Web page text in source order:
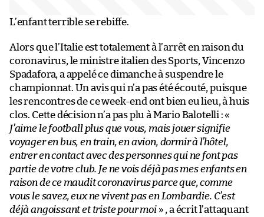
L’enfant terrible se rebiffe.
Alors que l’Italie est totalement à l’arrêt en raison du
coronavirus, le ministre italien des Sports, Vincenzo
Spadafora, a appelé ce dimanche à suspendre le
championnat. Un avis qui n’a pas été écouté, puisque
les rencontres de ce week-end ont bien eu lieu, à huis
clos. Cette décision n’a pas plu à Mario Balotelli : «
J’aime le football plus que vous, mais jouer signifie
voyager en bus, en train, en avion, dormir à l’hôtel,
entrer en contact avec des personnes qui ne font pas
partie de votre club. Je ne vois déjà pas mes enfants en
raison de ce maudit coronavirus parce que, comme
vous le savez, eux ne vivent pas en Lombardie. C’est
déjà angoissant et triste pour moi» , a écrit l’attaquant